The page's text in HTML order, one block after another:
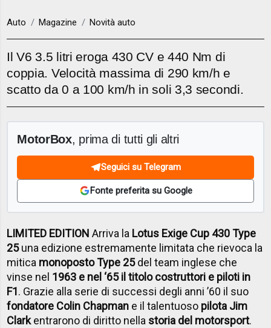
Auto Magazine Novità auto
Il V6 3.5 litri eroga 430 CV e 440 Nm di
coppia. Velocità massima di 290 km/h e
scatto da 0 a 100 km/h in soli 3,3 secondi.
MotorBox, prima di tutti gli altri
Seguici su Telegram
Fonte preferita su Google
LIMITED EDITION Arriva la Lotus Exige Cup 430 Type
25una edizione estremamente limitata che rievoca la
mitica monoposto Type 25del team inglese che
vinse nel 1963 e nel ‘65 il titolo costruttori e piloti in
F1. Grazie alla serie di successi degli anni ’60 il suo
fondatore Colin Chapman e il talentuoso pilota Jim
Clarkentrarono di diritto nella storia del motorsport.